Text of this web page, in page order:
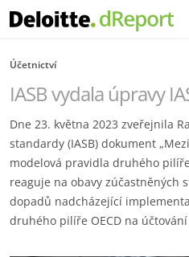
Účetnictví
IASB vydala úpravy
Dne 23. května 2023 zveřejnila
standardy (IASB) dokument
modelová pravidla druhého
reaguje na obavy zúčastněných
dopadů nadcházející
druhého pilíře OECD na